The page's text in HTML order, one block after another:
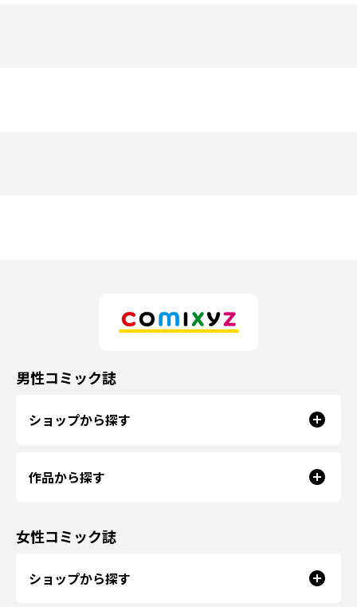
男性コミック誌
ショップから探す
作品から探す
女性コミック誌
ショップから探す